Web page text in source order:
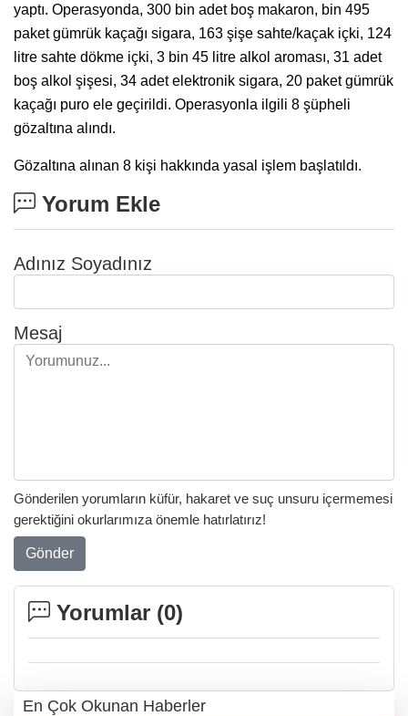
yaptı. Operasyonda, 300 bin adet boş makaron, bin 495
paket gümrük kaçağı sigara, 163 şişe sahte/kaçak içki, 124
litre sahte dökme içki, 3 bin 45 litre alkol aroması, 31 adet
boş alkol şişesi, 34 adet elektronik sigara, 20 paket gümrük
kaçağı puro ele geçirildi. Operasyonla ilgili 8 şüpheli
gözaltına alındı.
Gözaltına alınan 8 kişi hakkında yasal işlem başlatıldı.
Yorum Ekle
Adınız Soyadınız
Mesaj
Gönderilen yorumların küfür, hakaret ve suç unsuru içermemesi
gerektiğini okurlarımıza önemle hatırlatırız!
Gönder
Yorumlar (0)
En Çok Okunan Haberler